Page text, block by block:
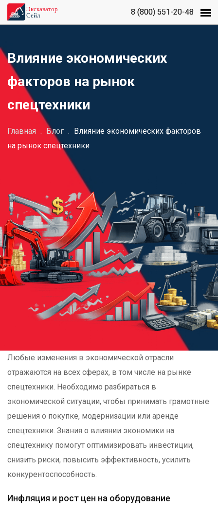
8 (800) 551-20-48
8 (800) 551-20-48
Влияние экономических
факторов на рынок
спецтехники
Главная . Блог . Влияние экономических факторов
на рынок спецтехники
Любые изменения в экономической отрасли
отражаются на всех сферах, в том числе на рынке
спецтехники. Необходимо разбираться в
экономической ситуации, чтобы принимать грамотные
решения о покупке, модернизации или аренде
спецтехники. Знания о влиянии экономики на
спецтехнику помогут оптимизировать инвестиции,
снизить риски, повысить эффективность, усилить
конкурентоспособность.
Инфляция и рост цен на оборудование